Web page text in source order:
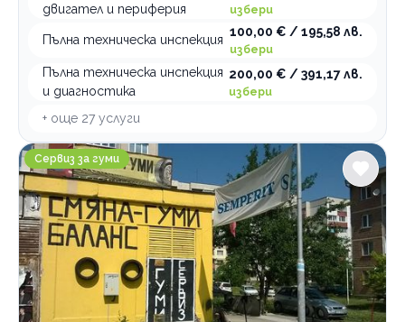
двигател и периферия
избери
Пълна техническа инспекция
100,00 € / 195,58 лв.
избери
Пълна техническа инспекция
и диагностика
200,00 € / 391,17 лв.
избери
+ още 27 услуги
Сервиз за гуми Help TYRES LTD
Сервиз за гуми